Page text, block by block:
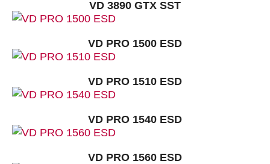
VD 3890 GTX SST
VD PRO 1500 ESD
VD PRO 1510 ESD
VD PRO 1540 ESD
VD PRO 1560 ESD